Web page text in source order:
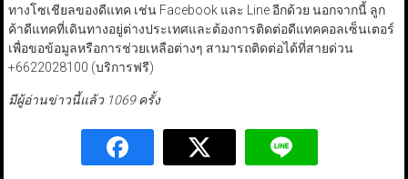
ทางโซเชียลของดีแทค เช่น Facebook และ Line อีกด้วย นอกจากนี้ ลูก
ค้าดีแทคที่เดินทางอยู่ต่างประเทศและต้องการติดต่อดีแทคคอลเซ็นเตอร์
เพื่อขอข้อมูลหรือการช่วยเหลือต่างๆ สามารถติดต่อได้ที่สายด่วน
+6622028100 (บริการฟรี)
มีผู้อ่านข่าวนี้แล้ว 1069 ครั้ง